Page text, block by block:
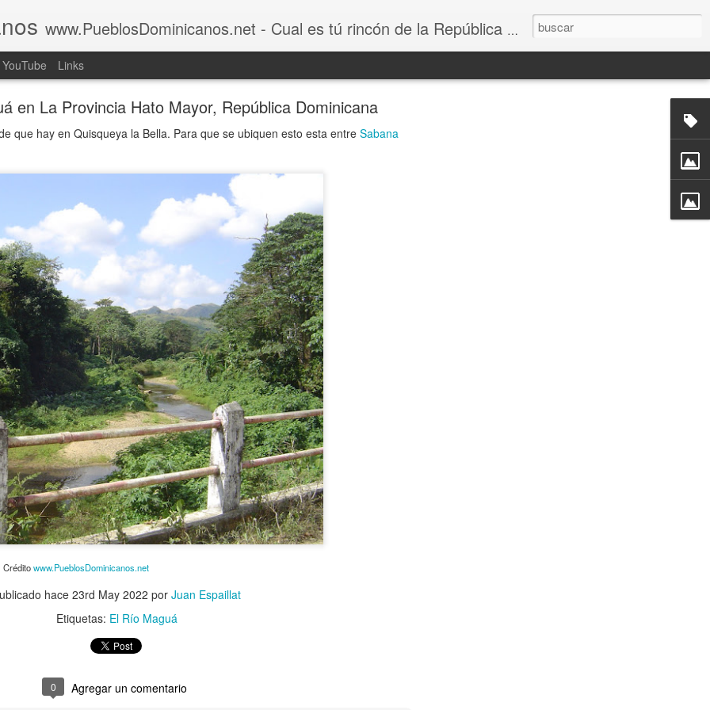
www.PueblosDominicanos.net - Cual es tú rincón de la República Dominicana
YouTube Links
en La Provincia Hato Mayor, República Dominicana
que hay en Quisqueya la Bella. Para que se ubiquen esto esta entre Sabana
Créditowww.PueblosDominicanos.net
hace 23rd May 2022 por Juan Espaillat
Etiquetas: El Río Maguá
0 Agregar un comentario